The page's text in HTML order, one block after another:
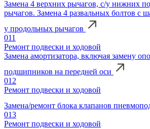
Замена 4 верхних рычагов, с/у нижних
рычагов. Замена 4 развальных болтов с
у продольных рычагов
011
Ремонт подвески и ходовой
Замена амортизатора, включая замену
подшипников на передней оси
012
Ремонт подвески и ходовой
Замена/ремонт блока клапанов
013
Ремонт подвески и ходовой